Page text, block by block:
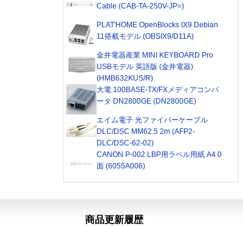
Cable (CAB-TA-250V-JP=)
PLAT'HOME OpenBlocks IX9 Debian
11搭載モデル (OBSIX9/D11A)
金井電器産業 MINI KEYBOARD Pro
USBモデル 英語版 (金井電器)
(HMB632KUS/R)
大電 100BASE-TX/FXメディアコンバ
ータ DN2800GE (DN2800GE)
エイム電子 光ファイバーケーブル
DLC/DSC MM62.5 2m (AFP2-
DLC/DSC-62-02)
CANON P-002 LBP用ラベル用紙 A4 0
面 (6055A006)
商品更新履歴